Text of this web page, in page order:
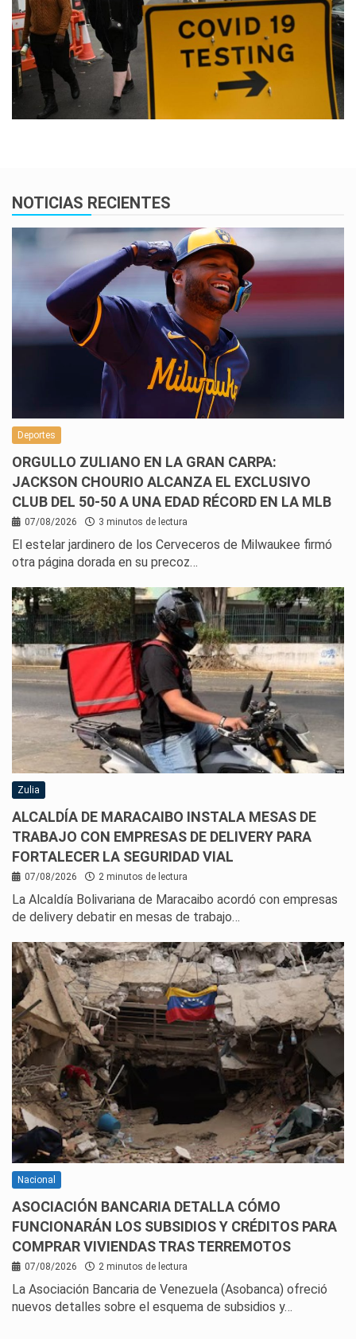
NOTICIAS RECIENTES
Deportes
ORGULLO ZULIANO EN LA GRAN CARPA:
JACKSON CHOURIO ALCANZA EL EXCLUSIVO
CLUB DEL 50-50 A UNA EDAD RÉCORD EN LA MLB
07/08/2026 3 minutos de lectura
El estelar jardinero de los Cerveceros de Milwaukee firmó
otra página dorada en su precoz…
Zulia
ALCALDÍA DE MARACAIBO INSTALA MESAS DE
TRABAJO CON EMPRESAS DE DELIVERY PARA
FORTALECER LA SEGURIDAD VIAL
07/08/2026 2 minutos de lectura
La Alcaldía Bolivariana de Maracaibo acordó con empresas
de delivery debatir en mesas de trabajo…
Nacional
ASOCIACIÓN BANCARIA DETALLA CÓMO
FUNCIONARÁN LOS SUBSIDIOS Y CRÉDITOS PARA
COMPRAR VIVIENDAS TRAS TERREMOTOS
07/08/2026 2 minutos de lectura
La Asociación Bancaria de Venezuela (Asobanca) ofreció
nuevos detalles sobre el esquema de subsidios y…